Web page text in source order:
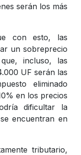
serán los más
con esto, las
un sobreprecio
incluso, las
UF serán las
eliminado
en los precios
dificultar la
encuentran en
tributario,